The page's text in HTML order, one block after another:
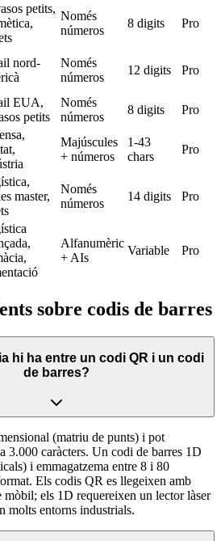
petits,
Només
números
8 digits Pro
nord-
Només
números
12 digits Pro
EUA,
petits
Només
números
8 digits Pro
Majúscules
+ números
1-43
chars
Pro
master,
Només
números
14 digits Pro
Alfanumèric
+ AIs
Variable Pro
sobre codis de barres
hi ha entre un codi QR i un codi
de barres?
(matriu de punts) i pot
3.000 caràcters. Un codi de barres 1D
i emmagatzema entre 8 i 80
Els codis QR es llegeixen amb
mòbil; els 1D requereixen un lector làser
molts entorns industrials.